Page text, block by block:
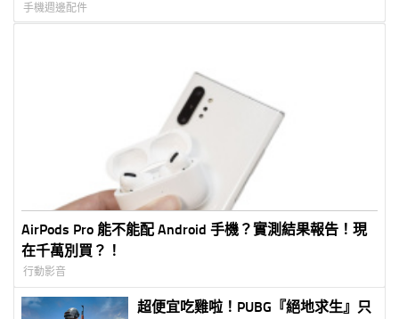
手機週邊配件
AirPods Pro 能不能配 Android 手機？實測結果報告！現
在千萬別買？！
行動影音
超便宜吃雞啦！PUBG『絕地求生』只